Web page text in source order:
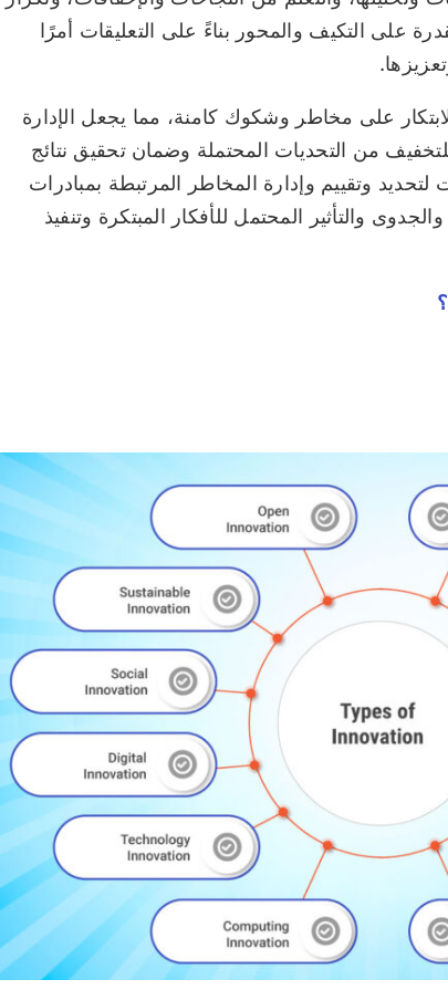
على التكيف والمحور بناءً على التعليقات أمرًا
على مخاطر وشكوك كامنة، مما يجعل الإدارة
للتخفيف من التحديات المحتملة وضمان تحقيق نتائج
وتقييم وإدارة المخاطر المرتبطة بمبادرات
والتأثير المحتمل للأفكار المبتكرة وتنفيذ